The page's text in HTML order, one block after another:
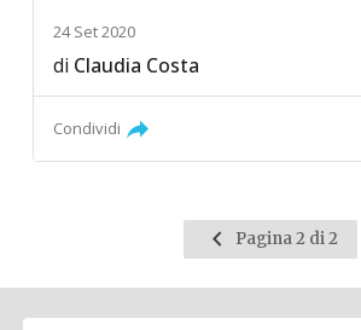
24 Set 2020
di Claudia Costa
Condividi
Pagina
precedente
Pagina 2 di 2